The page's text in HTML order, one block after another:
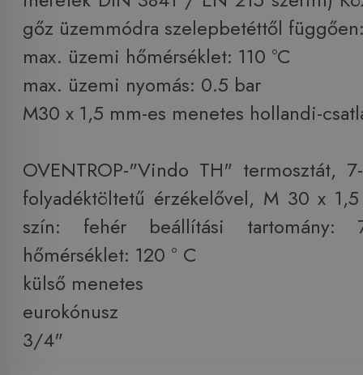
gőz üzemmódra szelepbetéttől
max. üzemi hőmérséklet: 110 °C
max. üzemi nyomás: 0.5 bar
M30 x 1,5 mm-es menetes hollandi-
OVENTROP-"Vindo TH" termosztát,
folyadéktöltetű érzékelővel, M 30 x
szín: fehér beállítási tartomány:
hőmérséklet: 120 ° C
külső menetes
eurokónusz
3/4"